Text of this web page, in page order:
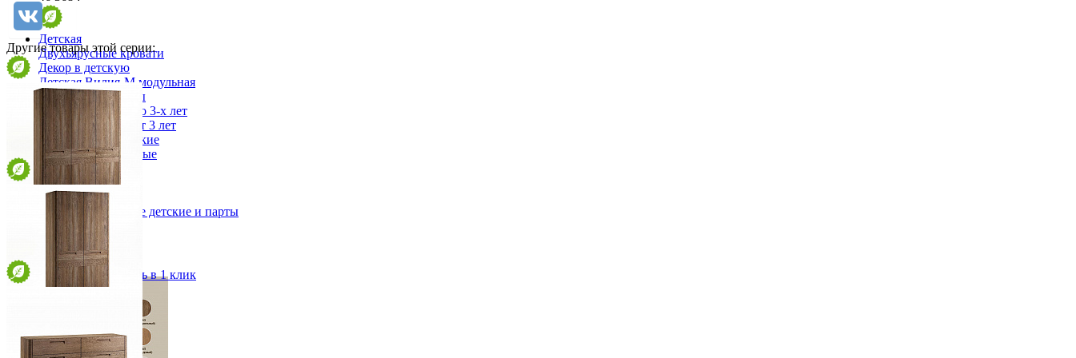
Детская
Двухъярусные кровати
Декор в детскую
Детская Вилия-М модульная
Детские гарнитуры
Детские кровати до 3-х лет
Детские кровати от 3 лет
Комоды классические
Комоды пеленальные
Кровати домики
Полки детские
Стеллажи детские
Столы письменные детские и парты
Тумбы для детей
Шведская стенка
Шкафы детские
Ящики и короба
Другие товары этой серии:
Шкаф Этерно (Eterno) 3
от 294 891 ₽
152,9х210х59,4 см
В корзину Быстро купить в 1 клик
Шкаф Этерно (Eterno) 2
от 241 505 ₽